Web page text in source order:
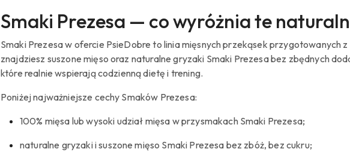
Smaki Prezesa — co wyróżnia te
Smaki Prezesa w ofercie PsieDobre to linia mięsnych przekąsek przygotowanych
znajdziesz suszone mięso oraz naturalne gryzaki Smaki Prezesa bez zbędnych
które realnie wspierają codzienną dietę i trening.
Poniżej najważniejsze cechy Smaków Prezesa:
100% mięsa lub wysoki udział mięsa w przysmakach Smaki Prezesa;
naturalne gryzaki i suszone mięso Smaki Prezesa bez zbóż, bez cukru;